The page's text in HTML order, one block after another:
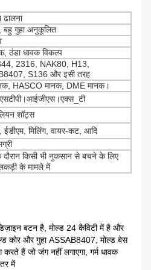
बहु गुहा अनुकूलित
ठंडा धावक विकल्प
2316, NAK80, H13,
S136 और इसी तरह
HASCO मानक, DME मानक।
शॉट्स
ईडीएम, मिलिंग, वायर-कट, आदि
किसी भी नुकसान से बचने के लिए
के मामले में
बटन है, मोल्ड 24 कैविटी में है और
कोर और गुहा ASSAB8407, मोल्ड बेस
हैं जो जंग नहीं लगाएगा, गर्म धावक
में